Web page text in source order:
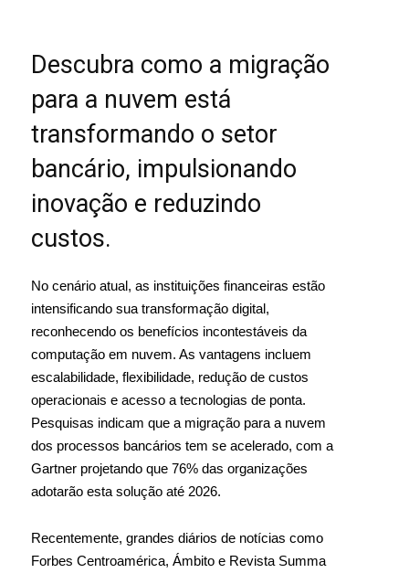
Descubra como a migração
para a nuvem está
transformando o setor
bancário, impulsionando
inovação e reduzindo
custos.
No cenário atual, as instituições financeiras estão
intensificando sua transformação digital,
reconhecendo os benefícios incontestáveis da
computação em nuvem. As vantagens incluem
escalabilidade, flexibilidade, redução de custos
operacionais e acesso a tecnologias de ponta.
Pesquisas indicam que a migração para a nuvem
dos processos bancários tem se acelerado, com a
Gartner projetando que 76% das organizações
adotarão esta solução até 2026.
Recentemente, grandes diários de notícias como
Forbes Centroamérica, Ámbito e Revista Summa